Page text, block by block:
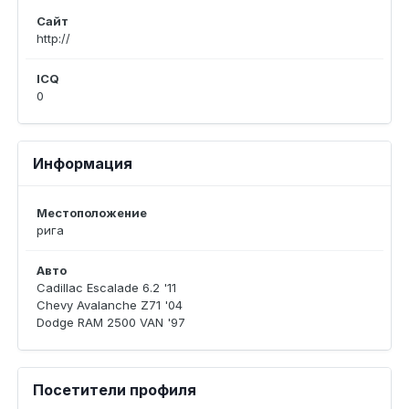
Сайт
http://
ICQ
0
Информация
Местоположение
рига
Авто
Cadillac Escalade 6.2 '11
Chevy Avalanche Z71 '04
Dodge RAM 2500 VAN '97
Посетители профиля